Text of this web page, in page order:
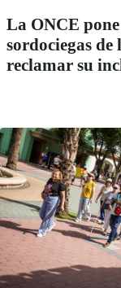
La ONCE
sordociegas
reclamar su